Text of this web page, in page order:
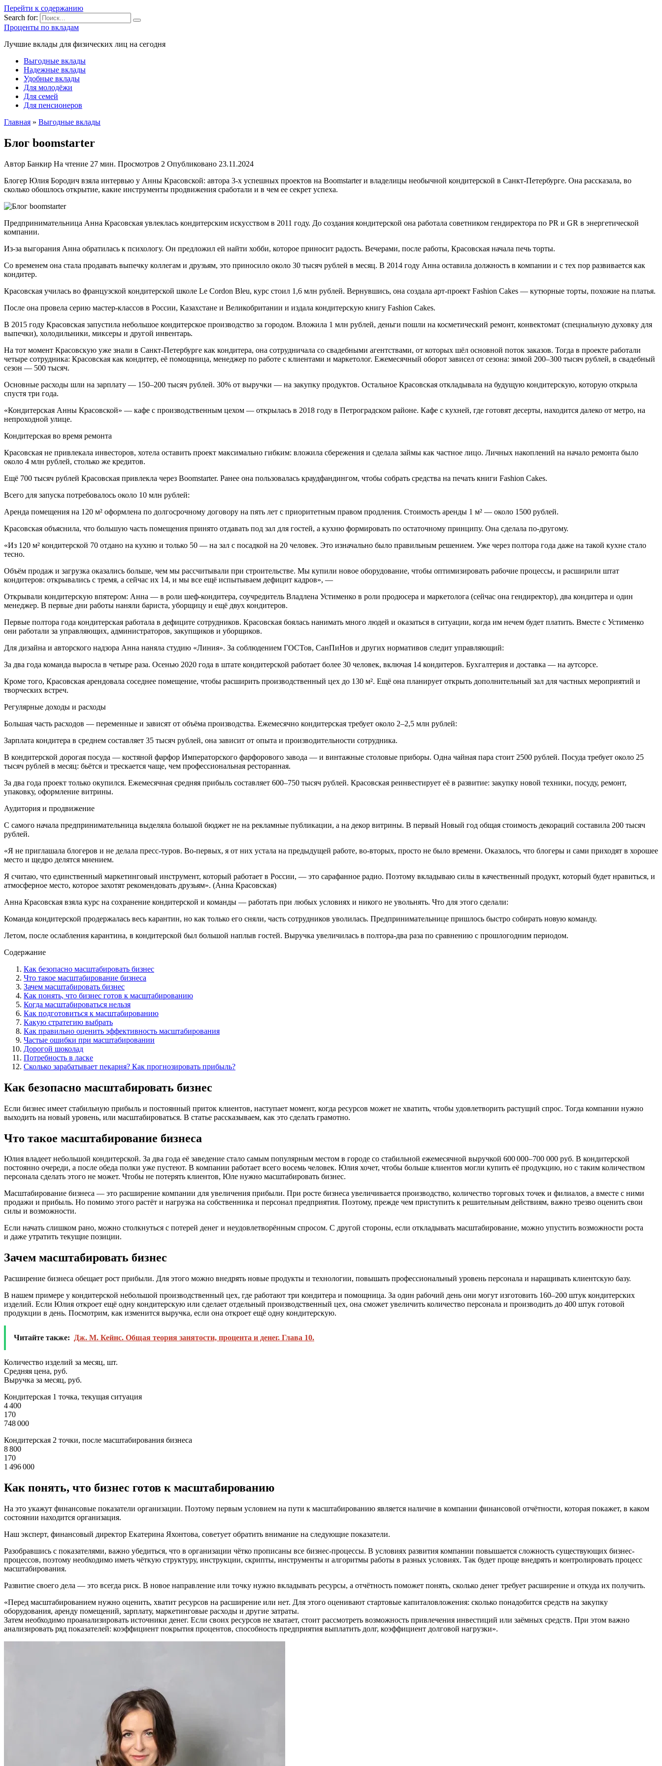
Перейти к содержанию
Search for:
Проценты по вкладам
Лучшие вклады для физических лиц на сегодня
Выгодные вклады
Надежные вклады
Удобные вклады
Для молодёжи
Для семей
Для пенсионеров
Главная » Выгодные вклады
Блог boomstarter
Автор Банкир На чтение 27 мин. Просмотров 2 Опубликовано 23.11.2024
Блогер Юлия Бородич взяла интервью у Анны Красовской: автора 3-х успешных проектов на Boomstarter и владелицы необычной кондитерской в Санкт-Петербурге. Она рассказала, во
сколько обошлось открытие, какие инструменты продвижения сработали и в чем ее секрет успеха.
Предпринимательница Анна Красовская увлеклась кондитерским искусством в 2011 году. До создания кондитерской она работала советником гендиректора по PR и GR в энергетической
компании.
Из-за выгорания Анна обратилась к психологу. Он предложил ей найти хобби, которое приносит радость. Вечерами, после работы, Красовская начала печь торты.
Со временем она стала продавать выпечку коллегам и друзьям, это приносило около 30 тысяч рублей в месяц. В 2014 году Анна оставила должность в компании и с тех пор развивается как
кондитер.
Красовская училась во французской кондитерской школе Le Cordon Bleu, курс стоил 1,6 млн рублей. Вернувшись, она создала арт-проект Fashion Cakes — кутюрные торты, похожие на платья.
После она провела серию мастер-классов в России, Казахстане и Великобритании и издала кондитерскую книгу Fashion Cakes.
В 2015 году Красовская запустила небольшое кондитерское производство за городом. Вложила 1 млн рублей, деньги пошли на косметический ремонт, конвектомат (специальную духовку для
выпечки), холодильники, миксеры и другой инвентарь.
На тот момент Красовскую уже знали в Санкт-Петербурге как кондитера, она сотрудничала со свадебными агентствами, от которых шёл основной поток заказов. Тогда в проекте работали
четыре сотрудника: Красовская как кондитер, её помощница, менеджер по работе с клиентами и маркетолог. Ежемесячный оборот зависел от сезона: зимой 200–300 тысяч рублей, в свадебный
сезон — 500 тысяч.
Основные расходы шли на зарплату — 150–200 тысяч рублей. 30% от выручки — на закупку продуктов. Остальное Красовская откладывала на будущую кондитерскую, которую открыла
спустя три года.
«Кондитерская Анны Красовской» — кафе с производственным цехом — открылась в 2018 году в Петроградском районе. Кафе с кухней, где готовят десерты, находится далеко от метро, на
непроходной улице.
Кондитерская во время ремонта
Красовская не привлекала инвесторов, хотела оставить проект максимально гибким: вложила сбережения и сделала займы как частное лицо. Личных накоплений на начало ремонта было
около 4 млн рублей, столько же кредитов.
Ещё 700 тысяч рублей Красовская привлекла через Boomstarter. Ранее она пользовалась краудфандингом, чтобы собрать средства на печать книги Fashion Cakes.
Всего для запуска потребовалось около 10 млн рублей:
Аренда помещения на 120 м² оформлена по долгосрочному договору на пять лет с приоритетным правом продления. Стоимость аренды 1 м² — около 1500 рублей.
Красовская объяснила, что большую часть помещения принято отдавать под зал для гостей, а кухню формировать по остаточному принципу. Она сделала по-другому.
«Из 120 м² кондитерской 70 отдано на кухню и только 50 — на зал с посадкой на 20 человек. Это изначально было правильным решением. Уже через полтора года даже на такой кухне стало
тесно.
Объём продаж и загрузка оказались больше, чем мы рассчитывали при строительстве. Мы купили новое оборудование, чтобы оптимизировать рабочие процессы, и расширили штат
кондитеров: открывались с тремя, а сейчас их 14, и мы все ещё испытываем дефицит кадров», —
Открывали кондитерскую впятером: Анна — в роли шеф-кондитера, соучредитель Владлена Устименко в роли продюсера и маркетолога (сейчас она гендиректор), два кондитера и один
менеджер. В первые дни работы наняли бариста, уборщицу и ещё двух кондитеров.
Первые полтора года кондитерская работала в дефиците сотрудников. Красовская боялась нанимать много людей и оказаться в ситуации, когда им нечем будет платить. Вместе с Устименко
они работали за управляющих, администраторов, закупщиков и уборщиков.
Для дизайна и авторского надзора Анна наняла студию «Линия». За соблюдением ГОСТов, СанПиНов и других нормативов следит управляющий:
За два года команда выросла в четыре раза. Осенью 2020 года в штате кондитерской работает более 30 человек, включая 14 кондитеров. Бухгалтерия и доставка — на аутсорсе.
Кроме того, Красовская арендовала соседнее помещение, чтобы расширить производственный цех до 130 м². Ещё она планирует открыть дополнительный зал для частных мероприятий и
творческих встреч.
Регулярные доходы и расходы
Большая часть расходов — переменные и зависят от объёма производства. Ежемесячно кондитерская требует около 2–2,5 млн рублей:
Зарплата кондитера в среднем составляет 35 тысяч рублей, она зависит от опыта и производительности сотрудника.
В кондитерской дорогая посуда — костяной фарфор Императорского фарфорового завода — и винтажные столовые приборы. Одна чайная пара стоит 2500 рублей. Посуда требует около 25
тысяч рублей в месяц: бьётся и трескается чаще, чем профессиональная ресторанная.
За два года проект только окупился. Ежемесячная средняя прибыль составляет 600–750 тысяч рублей. Красовская реинвестирует её в развитие: закупку новой техники, посуду, ремонт,
упаковку, оформление витрины.
Аудитория и продвижение
С самого начала предпринимательница выделяла большой бюджет не на рекламные публикации, а на декор витрины. В первый Новый год общая стоимость декораций составила 200 тысяч
рублей.
«Я не приглашала блогеров и не делала пресс-туров. Во-первых, я от них устала на предыдущей работе, во-вторых, просто не было времени. Оказалось, что блогеры и сами приходят в хорошее
место и щедро делятся мнением.
Я считаю, что единственный маркетинговый инструмент, который работает в России, — это сарафанное радио. Поэтому вкладываю силы в качественный продукт, который будет нравиться, и
атмосферное место, которое захотят рекомендовать друзьям». (Анна Красовская)
Анна Красовская взяла курс на сохранение кондитерской и команды — работать при любых условиях и никого не увольнять. Что для этого сделали:
Команда кондитерской продержалась весь карантин, но как только его сняли, часть сотрудников уволилась. Предпринимательнице пришлось быстро собирать новую команду.
Летом, после ослабления карантина, в кондитерской был большой наплыв гостей. Выручка увеличилась в полтора-два раза по сравнению с прошлогодним периодом.
Содержание
Как безопасно масштабировать бизнес
Что такое масштабирование бизнеса
Зачем масштабировать бизнес
Как понять, что бизнес готов к масштабированию
Когда масштабироваться нельзя
Как подготовиться к масштабированию
Какую стратегию выбрать
Как правильно оценить эффективность масштабирования
Частые ошибки при масштабировании
Дорогой шоколад
Потребность в ласке
Сколько зарабатывает пекарня? Как прогнозировать прибыль?
Как безопасно масштабировать бизнес
Если бизнес имеет стабильную прибыль и постоянный приток клиентов, наступает момент, когда ресурсов может не хватить, чтобы удовлетворить растущий спрос. Тогда компании нужно
выходить на новый уровень, или масштабироваться. В статье рассказываем, как это сделать грамотно.
Что такое масштабирование бизнеса
Юлия владеет небольшой кондитерской. За два года её заведение стало самым популярным местом в городе со стабильной ежемесячной выручкой 600 000–700 000 руб. В кондитерской
постоянно очереди, а после обеда полки уже пустеют. В компании работает всего восемь человек. Юлия хочет, чтобы больше клиентов могли купить её продукцию, но с таким количеством
персонала сделать этого не может. Чтобы не потерять клиентов, Юле нужно масштабировать бизнес.
Масштабирование бизнеса — это расширение компании для увеличения прибыли. При росте бизнеса увеличивается производство, количество торговых точек и филиалов, а вместе с ними
продажи и прибыль. Но помимо этого растёт и нагрузка на собственника и персонал предприятия. Поэтому, прежде чем приступить к решительным действиям, важно трезво оценить свои
силы и возможности.
Если начать слишком рано, можно столкнуться с потерей денег и неудовлетворённым спросом. С другой стороны, если откладывать масштабирование, можно упустить возможности роста
и даже утратить текущие позиции.
Зачем масштабировать бизнес
Расширение бизнеса обещает рост прибыли. Для этого можно внедрять новые продукты и технологии, повышать профессиональный уровень персонала и наращивать клиентскую базу.
В нашем примере у кондитерской небольшой производственный цех, где работают три кондитера и помощница. За один рабочий день они могут изготовить 160–200 штук кондитерских
изделий. Если Юлия откроет ещё одну кондитерскую или сделает отдельный производственный цех, она сможет увеличить количество персонала и производить до 400 штук готовой
продукции в день. Посмотрим, как изменится выручка, если она откроет ещё одну кондитерскую.
Читайте также: Дж. М. Кейнс. Общая теория занятости, процента и денег. Глава 10.
Количество изделий за месяц, шт.
Средняя цена, руб.
Выручка за месяц, руб.
Кондитерская 1 точка, текущая ситуация
4 400
170
748 000
Кондитерская 2 точки, после масштабирования бизнеса
8 800
170
1 496 000
Как понять, что бизнес готов к масштабированию
На это укажут финансовые показатели организации. Поэтому первым условием на пути к масштабированию является наличие в компании финансовой отчётности, которая покажет, в каком
состоянии находится организация.
Наш эксперт, финансовый директор Екатерина Яхонтова, советует обратить внимание на следующие показатели.
Разобравшись с показателями, важно убедиться, что в организации чётко прописаны все бизнес-процессы. В условиях развития компании повышается сложность существующих бизнес-
процессов, поэтому необходимо иметь чёткую структуру, инструкции, скрипты, инструменты и алгоритмы работы в разных условиях. Так будет проще внедрять и контролировать процесс
масштабирования.
Развитие своего дела — это всегда риск. В новое направление или точку нужно вкладывать ресурсы, а отчётность поможет понять, сколько денег требует расширение и откуда их получить.
«Перед масштабированием нужно оценить, хватит ресурсов на расширение или нет. Для этого оценивают стартовые капиталовложения: сколько понадобится средств на закупку
оборудования, аренду помещений, зарплату, маркетинговые расходы и другие затраты.
Затем необходимо проанализировать источники денег. Если своих ресурсов не хватает, стоит рассмотреть возможность привлечения инвестиций или заёмных средств. При этом важно
анализировать ряд показателей: коэффициент покрытия процентов, способность предприятия выплатить долг, коэффициент долговой нагрузки».